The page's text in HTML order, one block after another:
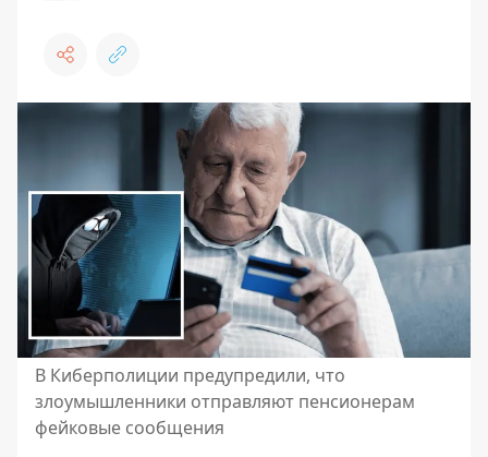
В Киберполиции предупредили, что
злоумышленники отправляют пенсионерам
фейковые сообщения